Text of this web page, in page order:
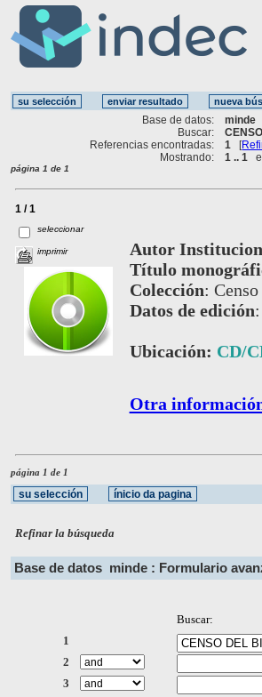
Base de datos:
minde
Buscar:
Referencias encontradas:
1 [
Mostrando:
1 .. 1
página 1 de 1
1 / 1
seleccionar
imprimir Autor
Título
Colección:
Datos de edición:
Ubicación: CD/
Otra
página 1 de 1
Refinar la búsqueda
Base de datos minde : Formulario
Buscar:
1
2
3